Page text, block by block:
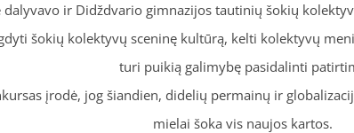
dalyvavo ir Didždvario gimnazijos tautinių šokių
šokių kolektyvų sceninę kultūrą, kelti kolektyvų
turi puikią galimybę pasidalinti
įrodė, jog šiandien, didelių permainų ir
mielai šoka vis naujos kartos.